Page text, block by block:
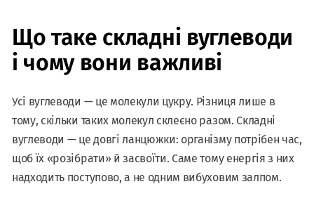
Що таке складні вуглеводи
і чому вони важливі
Усі вуглеводи — це молекули цукру. Різниця лише в
тому, скільки таких молекул склеєно разом. Складні
вуглеводи — це довгі ланцюжки: організму потрібен час,
щоб їх «розібрати» й засвоїти. Саме тому енергія з них
надходить поступово, а не одним вибуховим залпом.